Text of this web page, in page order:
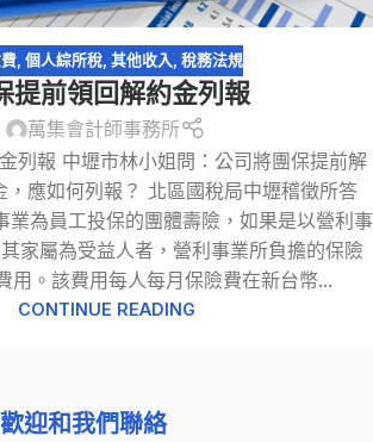
, 個人綜所稅, 其他收入, 稅務法規
提前領回解約金列報
萬集會計師事務所
列報 中壢市林小姐問：公司將團保提前解
，應如何列報？ 北區國稅局中壢稽徵所答
業為員工投保的團體壽險，如果是以營利事
家屬為受益人者，營利事業所負擔的保險
用。該費用每人每月保險費在新台幣...
CONTINUE READING
迎和我們聯絡